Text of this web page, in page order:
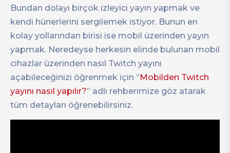
Bundan dolayı birçok izleyici yayın yapmak ve
kendi hünerlerini sergilemek istiyor. Bunun en
kolay yollarından birisi ise mobil üzerinden yayın
yapmak. Neredeyse herkesin elinde bulunan mobil
cihazlar üzerinden nasıl Twitch yayını
açabileceğinizi öğrenmek için “ Mobilden Twitch
yayını nasıl yapılır?” adlı rehberimize göz atarak
tüm detayları öğrenebilirsiniz.